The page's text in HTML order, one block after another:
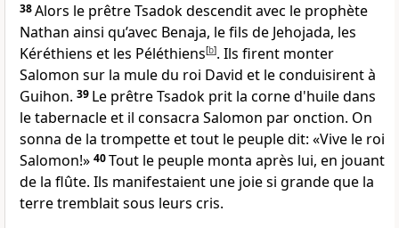
38Alors le prêtre Tsadok descendit avec le prophète
Nathan ainsi qu’avec Benaja, le fils de Jehojada, les
Kéréthiens et les Péléthiens[b]. Ils firent monter
Salomon sur la mule du roi David et le conduisirent à
Guihon. 39 Le prêtre Tsadok prit la corne d'huile dans
le tabernacle et il consacra Salomon par onction. On
sonna de la trompette et tout le peuple dit: «Vive le roi
Salomon!» 40Tout le peuple monta après lui, en jouant
de la flûte. Ils manifestaient une joie si grande que la
terre tremblait sous leurs cris.